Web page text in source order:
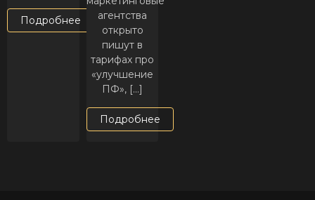
Подробнее
агентства
открыто
пишут в
тарифах про
«улучшение
ПФ», […]
Подробнее